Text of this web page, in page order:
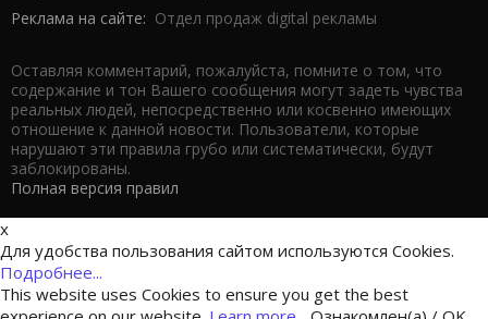
Реклама на сайте: Отдел продаж digital рекламы
Оставляя комментарий, пожалуйста, помните о том, что
содержание и тон Вашего сообщения могут задеть чувства
реальных людей, непосредственно или косвенно имеющих
отношение к данной новости. Пользователи, которые
нарушают эти правила грубо или систематически, будут
заблокированы.
Полная версия правил
x
Для удобства пользования сайтом используются Cookies.
Подробнее...
This website uses Cookies to ensure you get the best